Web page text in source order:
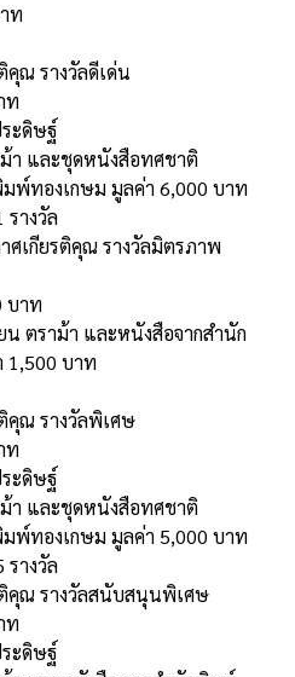
ท
คุณ รางวัลดีเด่น
ท
ะดิษฐ์
า และชุดหนังสือทศชาติ
พ์ทองเกษม มูลค่า 6,000 บาท
างวัล
ศเกียรติคุณ รางวัลมิตรภาพ
บาท
ตราม้า และหนังสือจากสํานัก
บาท
คุณ รางวัลพิเศษ
ท
ะดิษฐ์
า และชุดหนังสือทศชาติ
พ์ทองเกษม มูลค่า 5,000 บาท
างวัล
คุณ รางวัลสนับสนุนพิเศษ
ท
ะดิษฐ์